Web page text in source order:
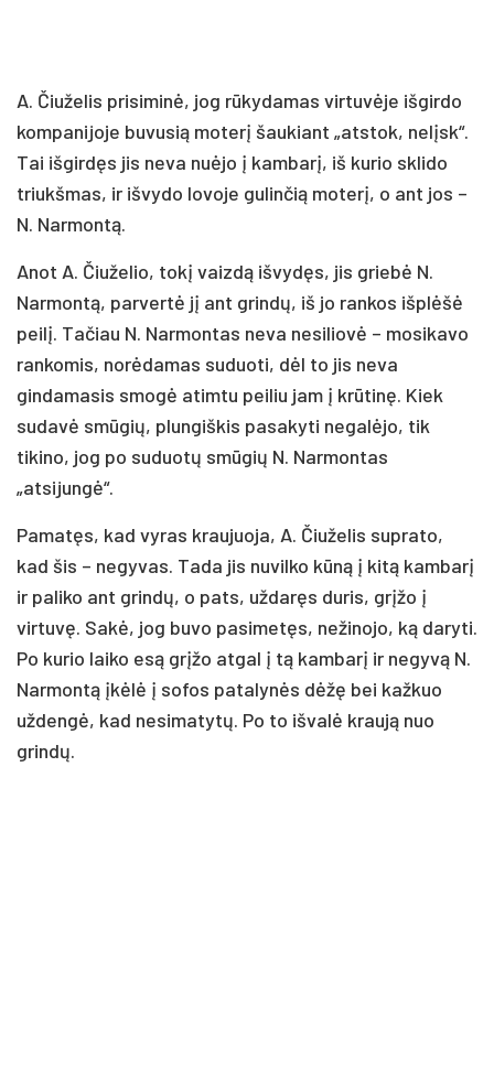
A. Čiuželis prisiminė, jog rūkydamas virtuvėje išgirdo
kompanijoje buvusią moterį šaukiant „atstok, nelįsk“.
Tai išgirdęs jis neva nuėjo į kambarį, iš kurio sklido
triukšmas, ir išvydo lovoje gulinčią moterį, o ant jos –
N. Narmontą.
Anot A. Čiuželio, tokį vaizdą išvydęs, jis griebė N.
Narmontą, parvertė jį ant grindų, iš jo rankos išplėšė
peilį. Tačiau N. Narmontas neva nesiliovė – mosikavo
rankomis, norėdamas suduoti, dėl to jis neva
gindamasis smogė atimtu peiliu jam į krūtinę. Kiek
sudavė smūgių, plungiškis pasakyti negalėjo, tik
tikino, jog po suduotų smūgių N. Narmontas
„atsijungė“.
Pamatęs, kad vyras kraujuoja, A. Čiuželis suprato,
kad šis – negyvas. Tada jis nuvilko kūną į kitą kambarį
ir paliko ant grindų, o pats, uždaręs duris, grįžo į
virtuvę. Sakė, jog buvo pasimetęs, nežinojo, ką daryti.
Po kurio laiko esą grįžo atgal į tą kambarį ir negyvą N.
Narmontą įkėlė į sofos patalynės dėžę bei kažkuo
uždengė, kad nesimatytų. Po to išvalė kraują nuo
grindų.